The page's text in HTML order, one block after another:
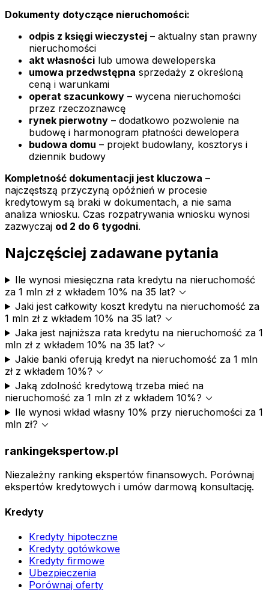
Dokumenty dotyczące nieruchomości:
odpis z księgi wieczystej – aktualny stan prawny
nieruchomości
akt własności lub umowa deweloperska
umowa przedwstępna sprzedaży z określoną
ceną i warunkami
operat szacunkowy – wycena nieruchomości
przez rzeczoznawcę
rynek pierwotny – dodatkowo pozwolenie na
budowę i harmonogram płatności dewelopera
budowa domu – projekt budowlany, kosztorys i
dziennik budowy
Kompletność dokumentacji jest kluczowa –
najczęstszą przyczyną opóźnień w procesie
kredytowym są braki w dokumentach, a nie sama
analiza wniosku. Czas rozpatrywania wniosku wynosi
zazwyczaj od 2 do 6 tygodni.
Najczęściej zadawane pytania
Ile wynosi miesięczna rata kredytu na nieruchomość
za 1 mln zł z wkładem 10% na 35 lat? expand_more
Jaki jest całkowity koszt kredytu na nieruchomość za
1 mln zł z wkładem 10% na 35 lat? expand_more
Jaka jest najniższa rata kredytu na nieruchomość za 1
mln zł z wkładem 10% na 35 lat? expand_more
Jakie banki oferują kredyt na nieruchomość za 1 mln
zł z wkładem 10%? expand_more
Jaką zdolność kredytową trzeba mieć na
nieruchomość za 1 mln zł z wkładem 10%? expand_more
Ile wynosi wkład własny 10% przy nieruchomości za 1
mln zł? expand_more
rankingekspertow.pl
Niezależny ranking ekspertów finansowych. Porównaj
ekspertów kredytowych i umów darmową konsultację.
Kredyty
Kredyty hipoteczne
Kredyty gotówkowe
Kredyty firmowe
Ubezpieczenia
Porównaj oferty